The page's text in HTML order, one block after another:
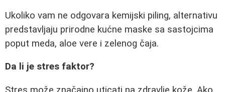
Ukoliko vam ne odgovara kemijski piling, alternativu
predstavljaju prirodne kućne maske sa sastojcima
poput meda, aloe vere i zelenog čaja.
Da li je stres faktor?